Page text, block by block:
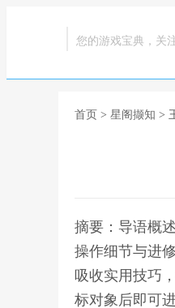
您的游戏宝典，关
首页 > 星阁撷知 >
摘要：导语概
操作细节与进
吸收实用技巧
标对象后即可